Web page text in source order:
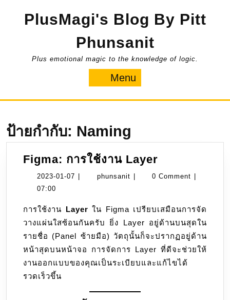
PlusMagi's Blog By Pitt
Phunsanit
Plus emotional magic to the knowledge of logic.
Menu
ป้ายกำกับ: Naming
Figma: การใช้งาน Layer
การ
Layer
2023-01-07 2023- phunsanit phunsanit0 Comment
07:00
การใช้งาน Layer ใน Figma เปรียบเสมือนการจัด
วางแผ่นใสซ้อนกันครับ ยิ่ง Layer อยู่ด้านบนสุดใน
รายชื่อ (Panel ซ้ายมือ) วัตถุนั้นก็จะปรากฏอยู่ด้าน
หน้าสุดบนหน้าจอ การจัดการ Layer ที่ดีจะช่วยให้
งานออกแบบของคุณเป็นระเบียบและแก้ไขได้
รวดเร็วขึ้น